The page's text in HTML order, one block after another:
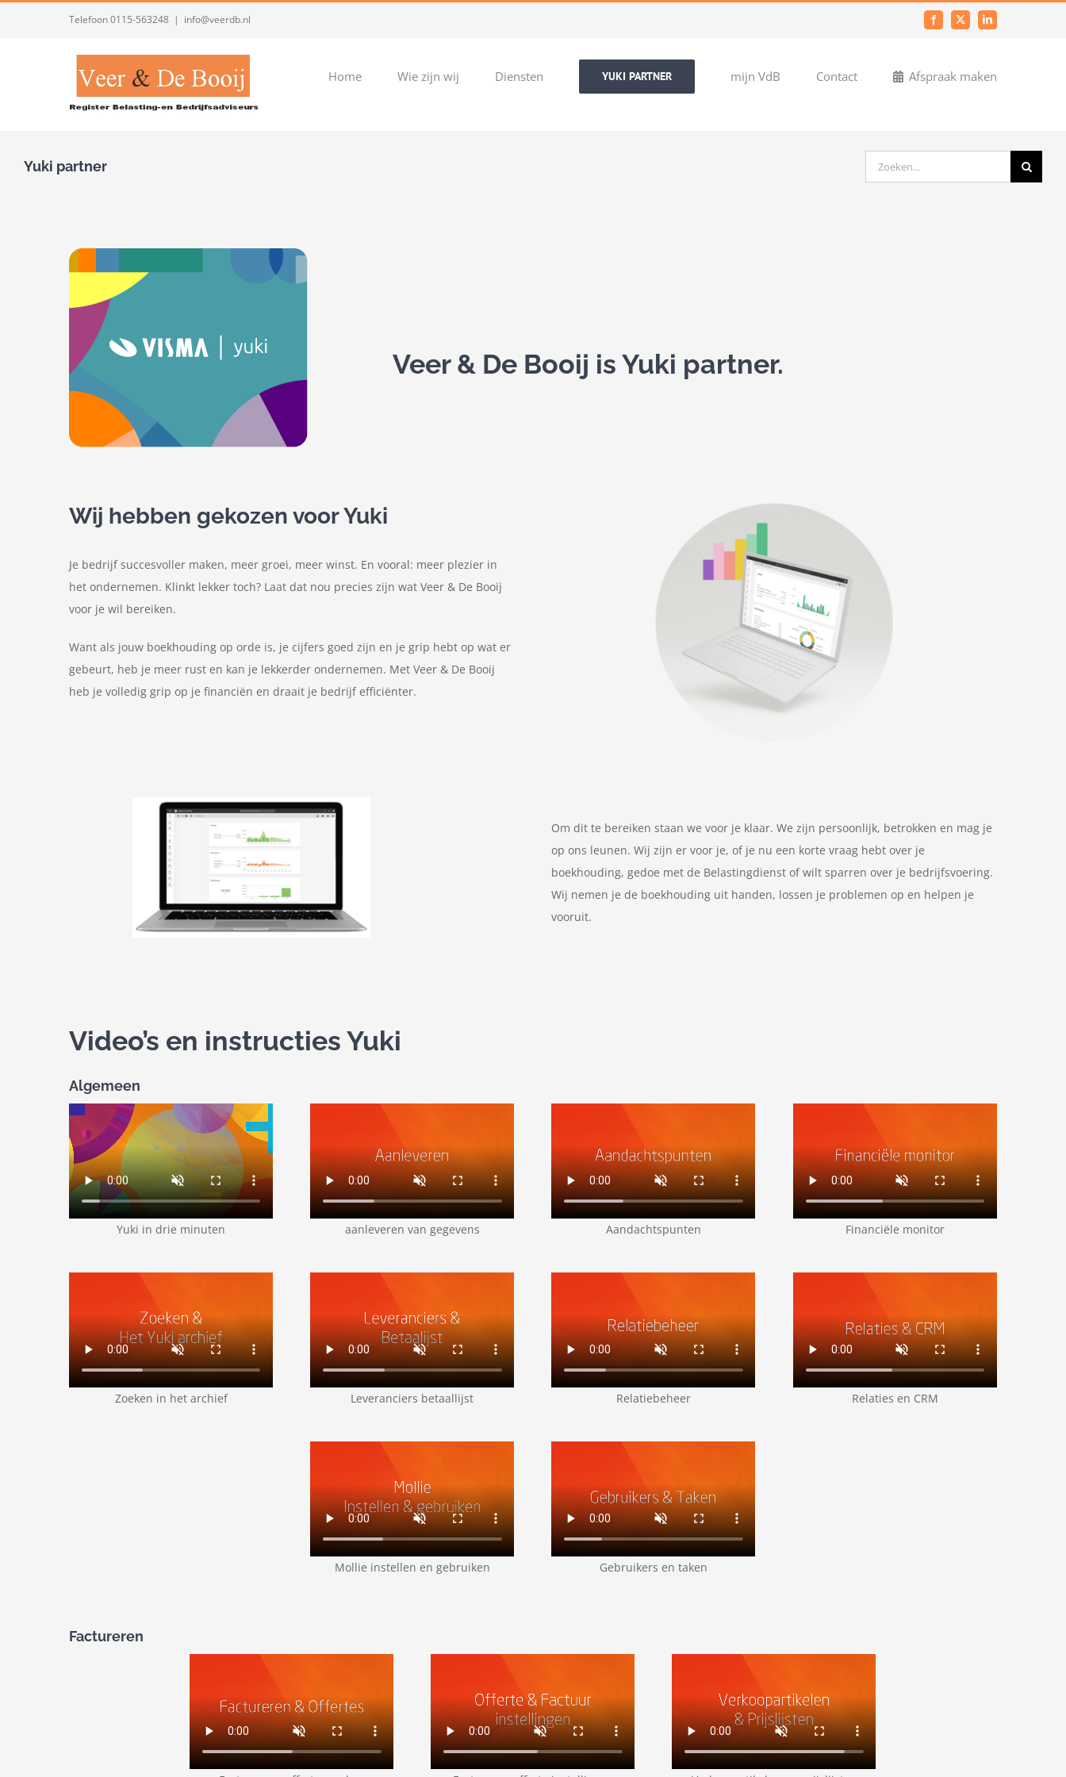
Telefoon 0115-563248 | info@veerdb.nl Facebook
X LinkedIn
Home Wie zijn wij Diensten YUKI PARTNER mijn VdB Contact Afspraak maken
Yuki partner
Zoeken
naar:
Veer & De Booij is Yuki partner.
Wij hebben gekozen voor Yuki
Je bedrijf succesvoller maken, meer groei, meer winst. En vooral: meer plezier in
het ondernemen. Klinkt lekker toch? Laat dat nou precies zijn wat Veer & De Booij
voor je wil bereiken.
Want als jouw boekhouding op orde is, je cijfers goed zijn en je grip hebt op wat er
gebeurt, heb je meer rust en kan je lekkerder ondernemen. Met Veer & De Booij
heb je volledig grip op je financiën en draait je bedrijf efficiënter.
Om dit te bereiken staan we voor je klaar. We zijn persoonlijk, betrokken en mag je
op ons leunen. Wij zijn er voor je, of je nu een korte vraag hebt over je
boekhouding, gedoe met de Belastingdienst of wilt sparren over je bedrijfsvoering.
Wij nemen je de boekhouding uit handen, lossen je problemen op en helpen je
vooruit.
Video’s en instructies Yuki
Algemeen
Yuki in drie minuten aanleveren van gegevens Aandachtspunten Financiële monitor
Zoeken in het archief Leveranciers betaallijst Relatiebeheer Relaties en CRM
Mollie instellen en gebruiken Gebruikers en taken
Factureren